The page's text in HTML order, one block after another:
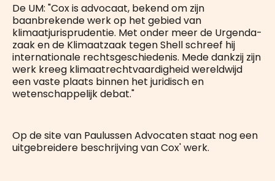
De UM: "Cox is advocaat, bekend om zijn
baanbrekende werk op het gebied van
klimaatjurisprudentie. Met onder meer de Urgenda-
zaak en de Klimaatzaak tegen Shell schreef hij
internationale rechtsgeschiedenis. Mede dankzij zijn
werk kreeg klimaatrechtvaardigheid wereldwijd
een vaste plaats binnen het juridisch en
wetenschappelijk debat."
Op de site van Paulussen Advocaten staat nog een
uitgebreidere beschrijving van Cox' werk.